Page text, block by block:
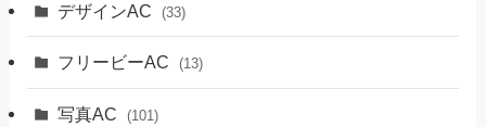
デザインAC (33)
フリービーAC (13)
写真AC (101)